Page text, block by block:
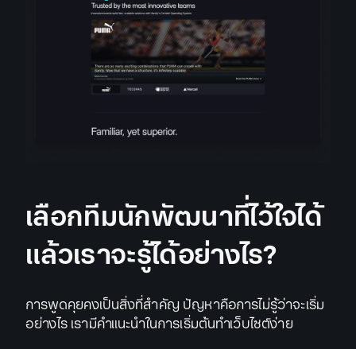
เลือกทีมนักพัฒนาที่ไว้ใจได้
แล้วเราจะรู้ได้อย่างไร?
การพูดคุยคงเป็นสิ่งที่สำคัญ ปัญหาคือการไม่รู้ว่าจะเริ่ม
อย่างไร เรามีคำแนะนำในการเริ่มต้นทำเว็บไซต์ง่าย